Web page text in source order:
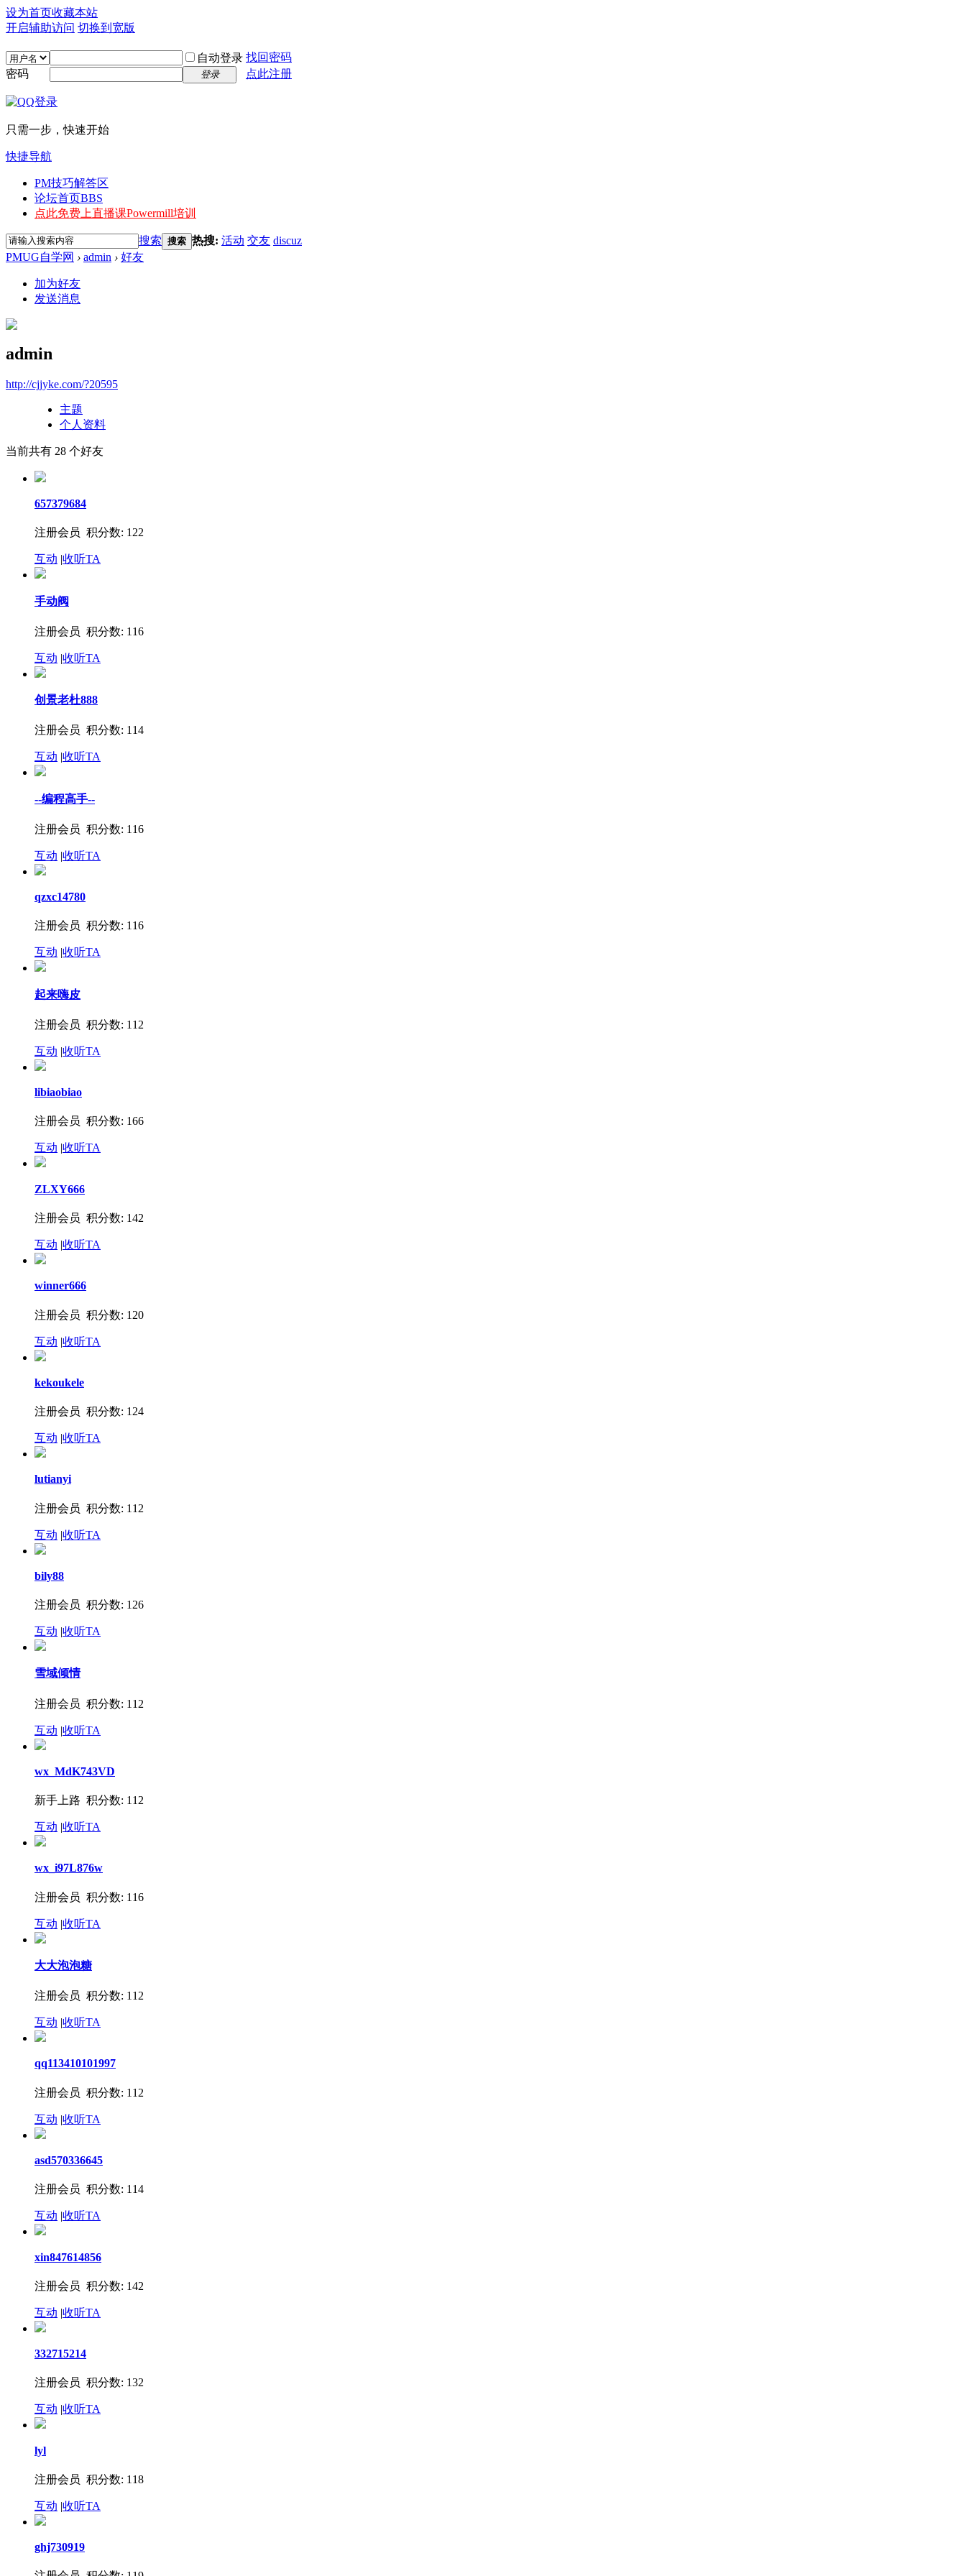
设为首页收藏本站
开启辅助访问 切换到宽版
自动登录 找回密码
密码
登录 点此注册
只需一步，快速开始
快捷导航
PM技巧解答区
论坛首页BBS
点此免费上直播课Powermill培训
搜索 搜索 热搜: 活动 交友 discuz
PMUG自学网 › admin › 好友
加为好友
发送消息
admin
http://cjjyke.com/?20595
主题
个人资料
当前共有 28 个好友
657379684
注册会员 积分数: 122
互动 |收听TA
手动阀
注册会员 积分数: 116
互动 |收听TA
创景老杜888
注册会员 积分数: 114
互动 |收听TA
--编程高手--
注册会员 积分数: 116
互动 |收听TA
qzxc14780
注册会员 积分数: 116
互动 |收听TA
起来嗨皮
注册会员 积分数: 112
互动 |收听TA
libiaobiao
注册会员 积分数: 166
互动 |收听TA
ZLXY666
注册会员 积分数: 142
互动 |收听TA
winner666
注册会员 积分数: 120
互动 |收听TA
kekoukele
注册会员 积分数: 124
互动 |收听TA
lutianyi
注册会员 积分数: 112
互动 |收听TA
bily88
注册会员 积分数: 126
互动 |收听TA
雪域倾情
注册会员 积分数: 112
互动 |收听TA
wx_MdK743VD
新手上路 积分数: 112
互动 |收听TA
wx_i97L876w
注册会员 积分数: 116
互动 |收听TA
大大泡泡糖
注册会员 积分数: 112
互动 |收听TA
qq113410101997
注册会员 积分数: 112
互动 |收听TA
asd570336645
注册会员 积分数: 114
互动 |收听TA
xin847614856
注册会员 积分数: 142
互动 |收听TA
332715214
注册会员 积分数: 132
互动 |收听TA
lyl
注册会员 积分数: 118
互动 |收听TA
ghj730919